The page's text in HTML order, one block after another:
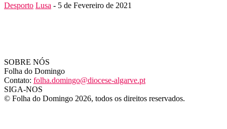
Desporto Lusa - 5 de Fevereiro de 2021
SOBRE NÓS
Folha do Domingo
Contato: folha.domingo@diocese-algarve.pt
SIGA-NOS
© Folha do Domingo 2026, todos os direitos reservados.